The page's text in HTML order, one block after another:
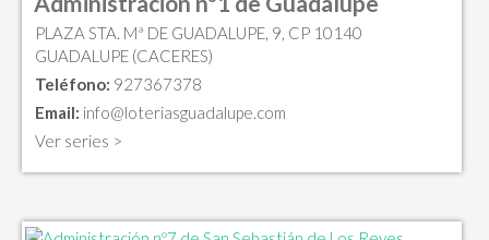
PLAZA STA. Mª DE GUADALUPE, 9, CP 10140
GUADALUPE (CACERES)
Teléfono: 927367378
Email: info@loteriasguadalupe.com
Ver series >